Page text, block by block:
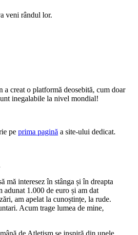
veni rândul lor.
creat o platformă deosebită, cum doar
inegalabile la nivel mondial!
pe prima pagină a site-ului dedicat.
mă interesez în stânga și în dreapta
1.000 de euro și am dat
am apelat la cunoștințe, la rude.
Acum trage lumea de mine,
de Atletism se inspiră din unele